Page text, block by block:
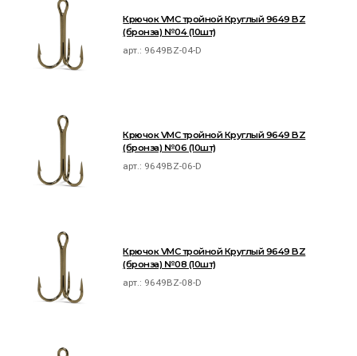
Крючок VMC тройной Круглый 9649 BZ
(бронза) №04 (10шт)
арт.: 9649BZ-04-D
Крючок VMC тройной Круглый 9649 BZ
(бронза) №06 (10шт)
арт.: 9649BZ-06-D
Крючок VMC тройной Круглый 9649 BZ
(бронза) №08 (10шт)
арт.: 9649BZ-08-D